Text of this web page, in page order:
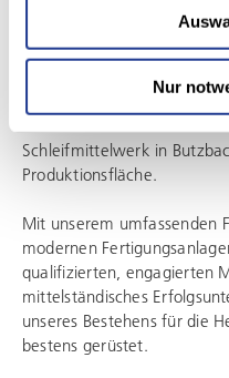
Nur
Die mit einer beachtlichen
starke Expansion unserer
Ende der 1980er Jahre
Gelände außerhalb von
Schleifmittelwerk in
Produktionsfläche.
Mit unserem umfassenden
modernen
qualifizierten, engagierten
mittelständisches
unseres Bestehens für die
bestens gerüstet.